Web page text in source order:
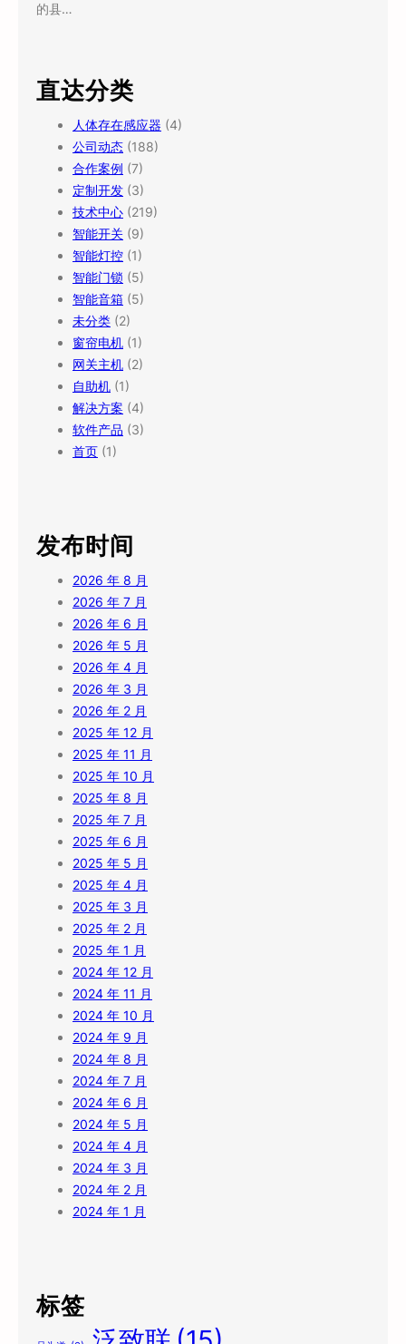
的县…
直达分类
人体存在感应器 (4)
公司动态 (188)
合作案例 (7)
定制开发 (3)
技术中心 (219)
智能开关 (9)
智能灯控 (1)
智能门锁 (5)
智能音箱 (5)
未分类 (2)
窗帘电机 (1)
网关主机 (2)
自助机 (1)
解决方案 (4)
软件产品 (3)
首页 (1)
发布时间
2026 年 8 月
2026 年 7 月
2026 年 6 月
2026 年 5 月
2026 年 4 月
2026 年 3 月
2026 年 2 月
2025 年 12 月
2025 年 11 月
2025 年 10 月
2025 年 8 月
2025 年 7 月
2025 年 6 月
2025 年 5 月
2025 年 4 月
2025 年 3 月
2025 年 2 月
2025 年 1 月
2024 年 12 月
2024 年 11 月
2024 年 10 月
2024 年 9 月
2024 年 8 月
2024 年 7 月
2024 年 6 月
2024 年 5 月
2024 年 4 月
2024 年 3 月
2024 年 2 月
2024 年 1 月
标签